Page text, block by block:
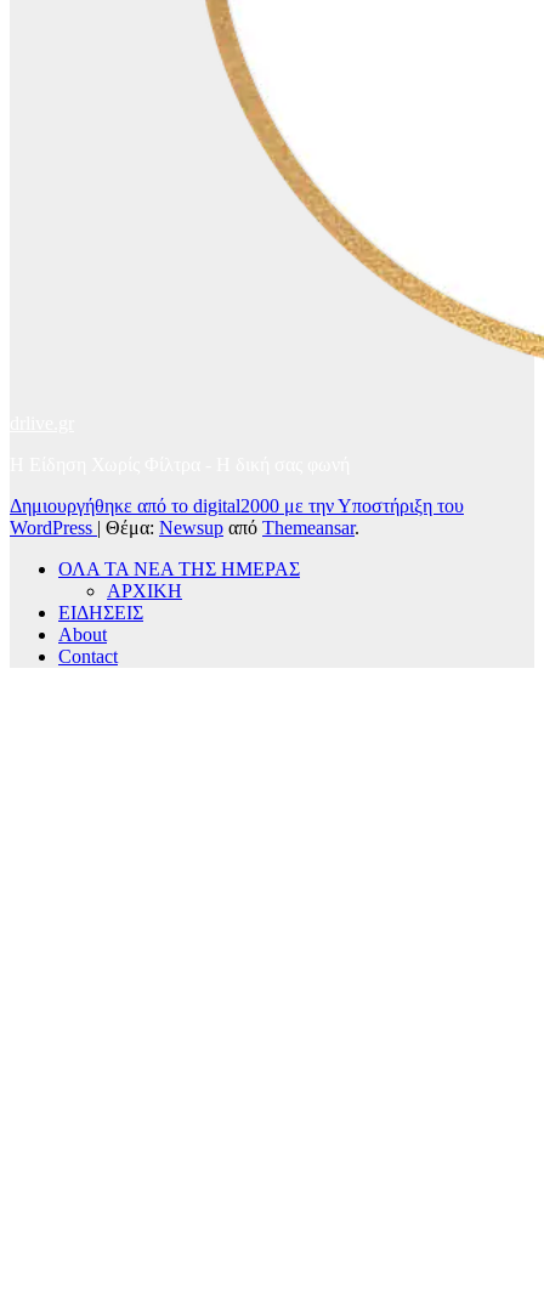
Δημιουργήθηκε από το digital2000 με την Υποστήριξη του
WordPress | Θέμα: Newsup από Themeansar.
ΟΛΑ ΤΑ ΝΕΑ ΤΗΣ ΗΜΕΡΑΣ
ΑΡΧΙΚΗ
ΕΙΔΗΣΕΙΣ
About
Contact